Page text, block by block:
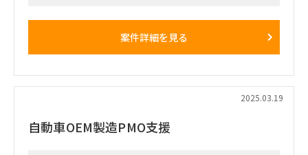
・3月～長期
■勤務形態
案件詳細を見る
2025.03.19
自動車OEM製造PMO支援